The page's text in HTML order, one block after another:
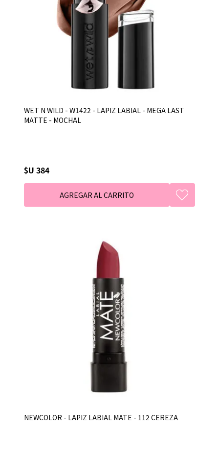
WET N WILD - W1422 - LAPIZ LABIAL - MEGA LAST
MATTE - MOCHAL
$U 384
NEWCOLOR - LAPIZ LABIAL MATE - 112 CEREZA